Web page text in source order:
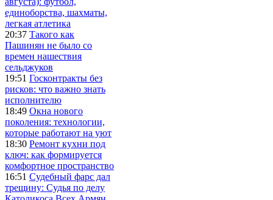
единоборства, шахматы,
легкая атлетика
20:37 Такого как
Пашинян не было со
времен нашествия
сельджуков
19:51 Госконтракты без
рисков: что важно знать
исполнителю
18:49 Окна нового
поколения: технологии,
которые работают на уют
18:30 Ремонт кухни под
ключ: как формируется
комфортное пространство
16:51 Судебный фарс дал
трещину: Судья по делу